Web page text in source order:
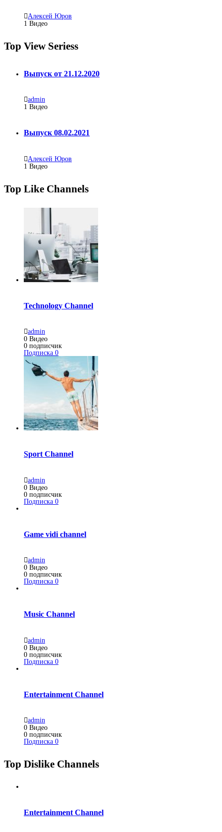
Алексей Юров
1 Видео
Top View Seriess
Выпуск от 21.12.2020
admin
1 Видео
Выпуск 08.02.2021
Алексей Юров
1 Видео
Top Like Channels
Technology Channel
admin
0 Видео
0 подписчик
Подписка 0
Sport Channel
admin
0 Видео
0 подписчик
Подписка 0
Game vidi channel
admin
0 Видео
0 подписчик
Подписка 0
Music Channel
admin
0 Видео
0 подписчик
Подписка 0
Entertainment Channel
admin
0 Видео
0 подписчик
Подписка 0
Top Dislike Channels
Entertainment Channel